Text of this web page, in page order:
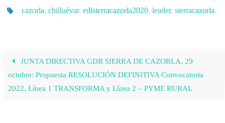
cazorla, chilluévar, edlsierracazorla2020, leader, sierracazorla.
JUNTA DIRECTIVA GDR SIERRA DE CAZORLA, 29
octubre: Propuesta RESOLUCIÓN DEFINITIVA Convocatoria
2022, Línea 1 TRANSFORMA y Línea 2 – PYME RURAL